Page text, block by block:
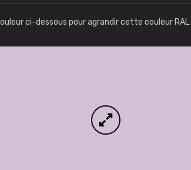
ci-dessous pour agrandir cette couleur RAL: